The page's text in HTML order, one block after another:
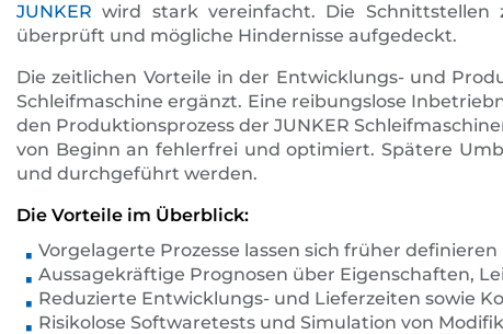
JUNKER wird stark vereinfacht. Die Schnittstellen
überprüft und mögliche Hindernisse aufgedeckt.
Die zeitlichen Vorteile in der Entwicklungs- und
Schleifmaschine ergänzt. Eine reibungslose
den Produktionsprozess der JUNKER
von Beginn an fehlerfrei und optimiert. Spätere
und durchgeführt werden.
Die Vorteile im Überblick:
Vorgelagerte Prozesse lassen sich früher
Aussagekräftige Prognosen über Eigenschaften,
Reduzierte Entwicklungs- und Lieferzeiten sowie
Risikolose Softwaretests und Simulation von